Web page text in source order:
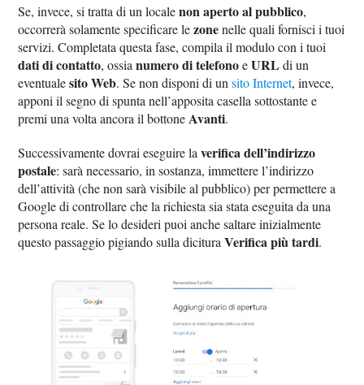
Se, invece, si tratta di un localenon aperto al pubblico,
occorrerà solamente specificare lezonenelle quali fornisci i tuoi
servizi. Completata questa fase, compila il modulo con i tuoi
dati di contatto, ossianumero di telefonoeURL di un
eventualesito Web. Se non disponi di unsito Internet, invece,
apponi il segno di spunta nell’apposita casella sottostante e
premi una volta ancora il bottone Avanti.
Successivamente dovrai eseguire laverifica dell’indirizzo
postale: sarà necessario, in sostanza, immettere l’indirizzo
dell’attività (che non sarà visibile al pubblico) per permettere a
Google di controllare che la richiesta sia stata eseguita da una
persona reale. Se lo desideri puoi anche saltare inizialmente
questo passaggio pigiando sulla dicituraVerifica più tardi.